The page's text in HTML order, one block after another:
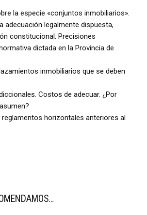
la especie «conjuntos inmobiliarios».
adecuación legalmente dispuesta,
constitucional. Precisiones
dictada en la Provincia de
inmobiliarios que se deben
Costos de adecuar. ¿Por
horizontales anteriores al